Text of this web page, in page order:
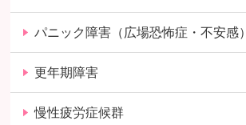
パニック障害（広場恐怖症・不安感）
更年期障害
慢性疲労症候群